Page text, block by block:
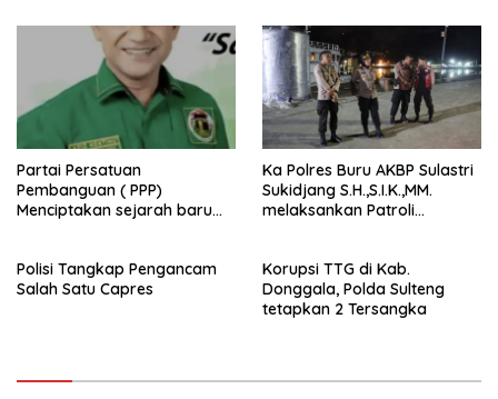
Partai Persatuan
Pembanguan ( PPP)
Menciptakan sejarah baru
Buru (Namlea).
Ka Polres Buru AKBP Sulastri
Sukidjang S.H.,S.I.K.,MM.
melaksankan Patroli
Polisi Tangkap Pengancam
Salah Satu Capres
Korupsi TTG di Kab.
Donggala, Polda Sulteng
tetapkan 2 Tersangka